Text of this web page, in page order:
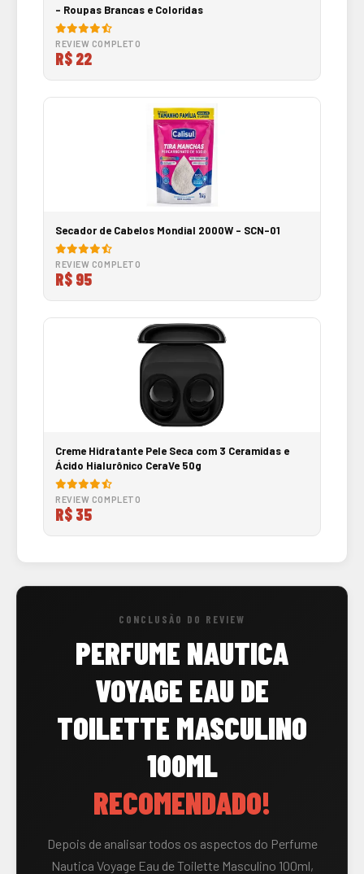
- Roupas Brancas e Coloridas
REVIEW COMPLETO
R$ 22
Secador de Cabelos Mondial 2000W - SCN-01
REVIEW COMPLETO
R$ 95
Creme Hidratante Pele Seca com 3 Ceramidas e
Ácido Hialurônico CeraVe 50g
REVIEW COMPLETO
R$ 35
CONCLUSÃO DO REVIEW
PERFUME NAUTICA
VOYAGE EAU DE
TOILETTE MASCULINO
100ML
RECOMENDADO!
Depois de analisar todos os aspectos do Perfume
Nautica Voyage Eau de Toilette Masculino 100ml,